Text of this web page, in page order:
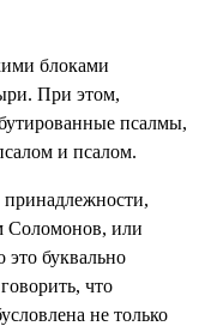
блоками
При этом,
псалмы,
и псалом.
принадлежности,
Соломонов, или
буквально
что
не только